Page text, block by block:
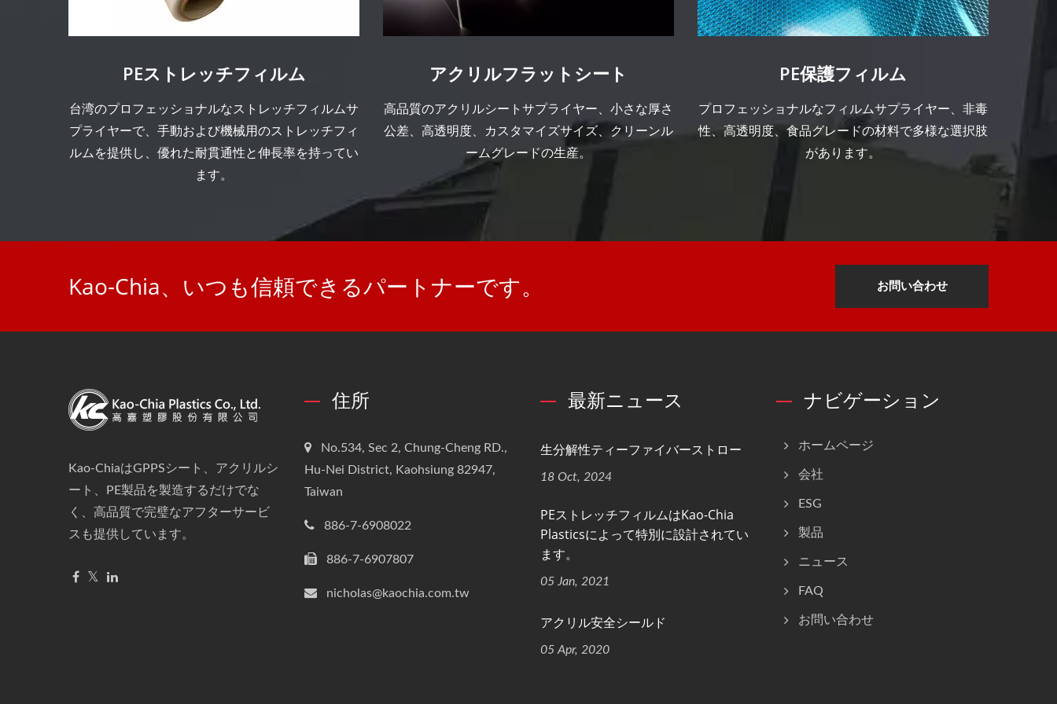
PEストレッチフィルム
台湾のプロフェッショナルなストレッチフィルムサ
プライヤーで、手動および機械用のストレッチフィ
ルムを提供し、優れた耐貫通性と伸長率を持ってい
ます。
アクリルフラットシート
高品質のアクリルシートサプライヤー、小さな厚さ
公差、高透明度、カスタマイズサイズ、クリーンル
ームグレードの生産。
PE保護フィルム
プロフェッショナルなフィルムサプライヤー、非毒
性、高透明度、食品グレードの材料で多様な選択肢
があります。
Kao-Chia、いつも信頼できるパートナーです。 お問い合わせ
Kao-ChiaはGPPSシート、アクリルシ
ート、PE製品を製造するだけでな
く、高品質で完璧なアフターサービ
スも提供しています。
住所
No.534, Sec 2, Chung-Cheng RD.,
Hu-Nei District, Kaohsiung 82947,
Taiwan
886-7-6908022
886-7-6907807
nicholas@kaochia.com.tw
最新ニュース
生分解性ティーファイバーストロー
18 Oct, 2024
PEストレッチフィルムはKao-Chia
Plasticsによって特別に設計されてい
ます。
05 Jan, 2021
アクリル安全シールド
05 Apr, 2020
ナビゲーション
ホームページ
会社
ESG
製品
ニュース
FAQ
お問い合わせ